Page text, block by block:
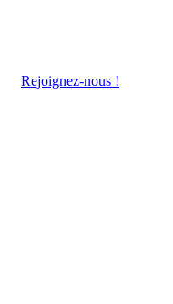
Rejoignez-nous !